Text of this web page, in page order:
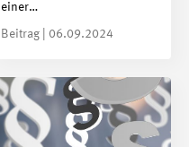
einer…
Beitrag | 06.09.2024